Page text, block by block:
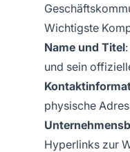
Wichtigste
Name und Titel
und sein
physische
Hyperlinks zur